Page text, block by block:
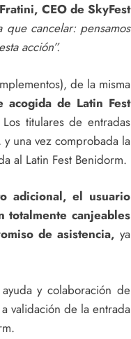
CEO de SkyFest
que cancelar: pensamos
acción”.
de la misma
acogida de Latin Fest
Los titulares de entradas
una vez comprobada la
al Latin Fest Benidorm.
adicional, el usuario
totalmente canjeables
de asistencia, ya
y colaboración de
validación de la entrada